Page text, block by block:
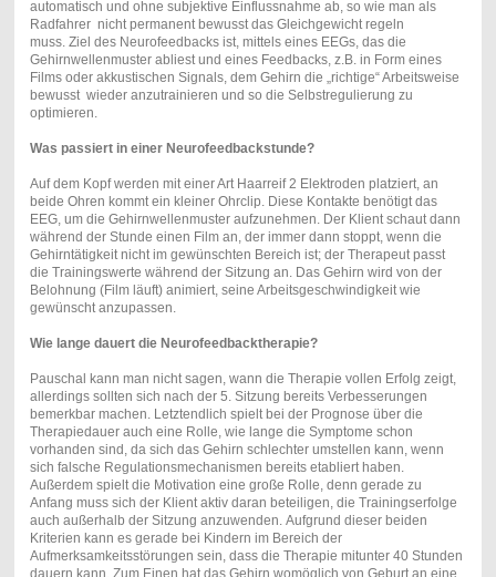
automatisch und ohne subjektive Einflussnahme ab, so wie man als
Radfahrer nicht permanent bewusst das Gleichgewicht regeln
muss. Ziel des Neurofeedbacks ist, mittels eines EEGs, das die
Gehirnwellenmuster abliest und eines Feedbacks, z.B. in Form eines
Films oder akkustischen Signals, dem Gehirn die „richtige“ Arbeitsweise
bewusst wieder anzutrainieren und so die Selbstregulierung zu
optimieren.
Was passiert in einer Neurofeedbackstunde?
Auf dem Kopf werden mit einer Art Haarreif 2 Elektroden platziert, an
beide Ohren kommt ein kleiner Ohrclip. Diese Kontakte benötigt das
EEG, um die Gehirnwellenmuster aufzunehmen. Der Klient schaut dann
während der Stunde einen Film an, der immer dann stoppt, wenn die
Gehirntätigkeit nicht im gewünschten Bereich ist; der Therapeut passt
die Trainingswerte während der Sitzung an. Das Gehirn wird von der
Belohnung (Film läuft) animiert, seine Arbeitsgeschwindigkeit wie
gewünscht anzupassen.
Wie lange dauert die Neurofeedbacktherapie?
Pauschal kann man nicht sagen, wann die Therapie vollen Erfolg zeigt,
allerdings sollten sich nach der 5. Sitzung bereits Verbesserungen
bemerkbar machen. Letztendlich spielt bei der Prognose über die
Therapiedauer auch eine Rolle, wie lange die Symptome schon
vorhanden sind, da sich das Gehirn schlechter umstellen kann, wenn
sich falsche Regulationsmechanismen bereits etabliert haben.
Außerdem spielt die Motivation eine große Rolle, denn gerade zu
Anfang muss sich der Klient aktiv daran beteiligen, die Trainingserfolge
auch außerhalb der Sitzung anzuwenden. Aufgrund dieser beiden
Kriterien kann es gerade bei Kindern im Bereich der
Aufmerksamkeitsstörungen sein, dass die Therapie mitunter 40 Stunden